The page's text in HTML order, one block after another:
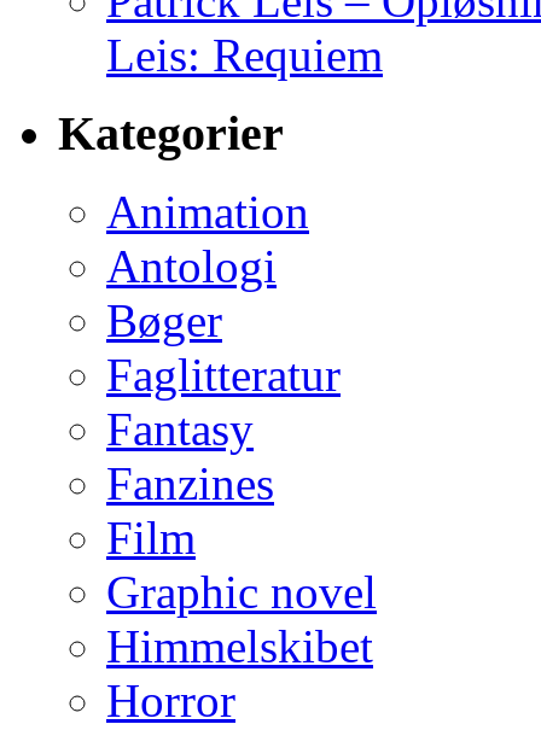
Leis: Requiem
Kategorier
Animation
Antologi
Bøger
Faglitteratur
Fantasy
Fanzines
Film
Graphic novel
Himmelskibet
Horror